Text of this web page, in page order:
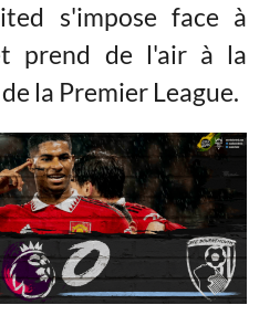
s'impose face à
prend de l'air à la
la Premier League.